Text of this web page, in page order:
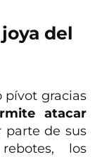
del
pívot gracias
atacar
parte de sus
los